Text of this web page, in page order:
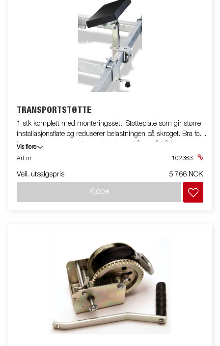
TRANSPORTSTØTTE
1 stk komplett med monteringssett. Støtteplate som gir større
installasjonsflate og reduserer belastningen på skroget. Bra for
lengre transporter og lengre lagring av båten på båthengeren.
Vis flere
Art nr
102383
Veil. utsalgspris 5 766 NOK
Kjøpe